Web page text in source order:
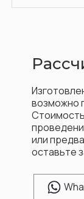
W
возможно
или
оставьте